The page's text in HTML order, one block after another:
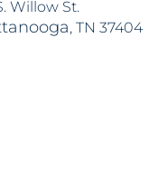
Willow St.
, TN 37404